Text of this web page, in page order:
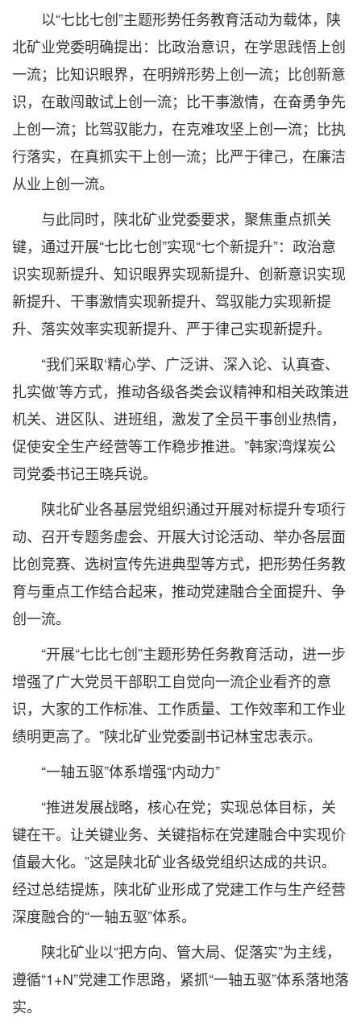
以“七比七创”主题形势任务教育活动为载体，陕
北矿业党委明确提出：比政治意识，在学思践悟上创
一流；比知识眼界，在明辨形势上创一流；比创新意
识，在敢闯敢试上创一流；比干事激情，在奋勇争先
上创一流；比驾驭能力，在克难攻坚上创一流；比执
行落实，在真抓实干上创一流；比严于律己，在廉洁
从业上创一流。
与此同时，陕北矿业党委要求，聚焦重点抓关
键，通过开展“七比七创”实现“七个新提升”：政治意
识实现新提升、知识眼界实现新提升、创新意识实现
新提升、干事激情实现新提升、驾驭能力实现新提
升、落实效率实现新提升、严于律己实现新提升。
“我们采取‘精心学、广泛讲、深入论、认真查、
扎实做’等方式，推动各级各类会议精神和相关政策进
机关、进区队、进班组，激发了全员干事创业热情，
促使安全生产经营等工作稳步推进。”韩家湾煤炭公
司党委书记王晓兵说。
陕北矿业各基层党组织通过开展对标提升专项行
动、召开专题务虚会、开展大讨论活动、举办各层面
比创竞赛、选树宣传先进典型等方式，把形势任务教
育与重点工作结合起来，推动党建融合全面提升、争
创一流。
“开展“七比七创”主题形势任务教育活动，进一步
增强了广大党员干部职工自觉向一流企业看齐的意
识，大家的工作标准、工作质量、工作效率和工作业
绩明更高了。”陕北矿业党委副书记林宝忠表示。
“一轴五驱”体系增强“内动力”
“推进发展战略，核心在党；实现总体目标，关
键在干。让关键业务、关键指标在党建融合中实现价
值最大化。”这是陕北矿业各级党组织达成的共识。
经过总结提炼，陕北矿业形成了党建工作与生产经营
深度融合的“一轴五驱”体系。
陕北矿业以“把方向、管大局、促落实”为主线，
遵循“1+N”党建工作思路，紧抓“一轴五驱”体系落地落
实。